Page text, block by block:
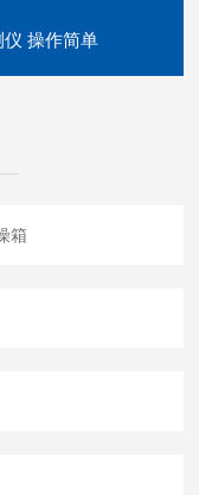
操作简单